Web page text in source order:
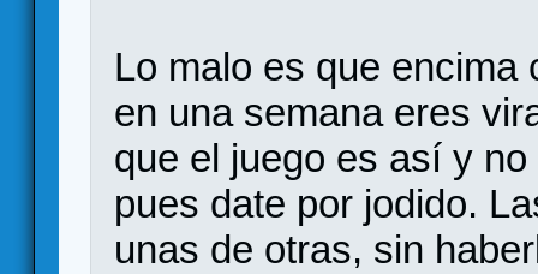
Lo malo es que encima
en una semana eres
que el juego es así y
pues date por jodido.
unas de otras, sin